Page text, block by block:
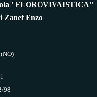
"FLOROVIVAISTICA"
Zanet Enzo
98